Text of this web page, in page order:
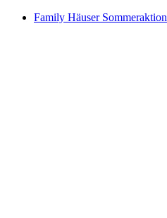
Family Häuser Sommeraktion